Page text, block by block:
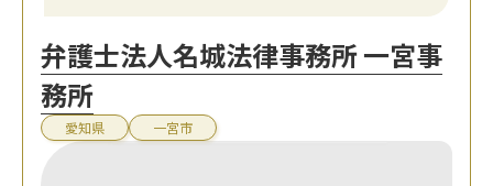
弁護士法人名城法律事務所 一宮事
務所
愛知県 一宮市